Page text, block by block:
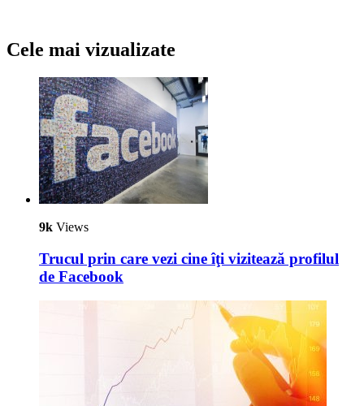
Cele mai vizualizate
9k Views
Trucul prin care vezi cine îţi vizitează profilul
de Facebook